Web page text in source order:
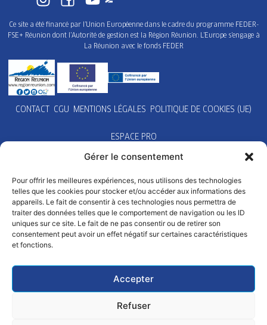
Gérer le consentement
Pour offrir les meilleures expériences, nous utilisons des technologies
telles que les cookies pour stocker et/ou accéder aux informations des
appareils. Le fait de consentir à ces technologies nous permettra de
traiter des données telles que le comportement de navigation ou les ID
uniques sur ce site. Le fait de ne pas consentir ou de retirer son
consentement peut avoir un effet négatif sur certaines caractéristiques
et fonctions.
Accepter
Refuser
Ce site a été financé par l’Union Européenne dans le cadre du programme FEDER-
FSE+ Réunion dont l’Autorité de gestion est la Région Réunion. L’Europe s’engage à
La Réunion avec le fonds FEDER
CONTACT CGU MENTIONS LÉGALES POLITIQUE DE COOKIES (UE)
ESPACE PRO